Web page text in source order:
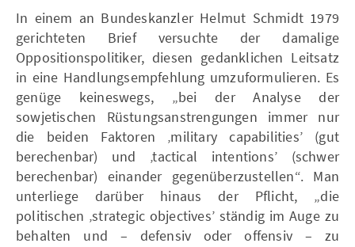
In einem an Bundeskanzler Helmut Schmidt 1979
gerichteten Brief versuchte der damalige
Oppositionspolitiker, diesen gedanklichen Leitsatz
in eine Handlungsempfehlung umzuformulieren. Es
genüge keineswegs, „bei der Analyse der
sowjetischen Rüstungsanstrengungen immer nur
die beiden Faktoren ‚military capabilities’ (gut
berechenbar) und ‚tactical intentions’ (schwer
berechenbar) einander gegenüberzustellen“. Man
unterliege darüber hinaus der Pflicht, „die
politischen ‚strategic objectives’ ständig im Auge zu
behalten und – defensiv oder offensiv – zu